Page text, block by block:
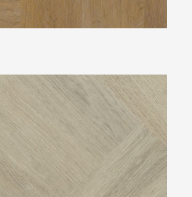
Visgraat XL M-977946